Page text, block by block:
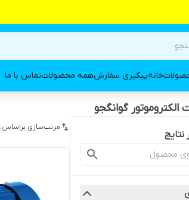
خانهپیگیری سفارشهمه محصولاتتماس با ما
گوانگجو
مرتب‌سازی براساس: